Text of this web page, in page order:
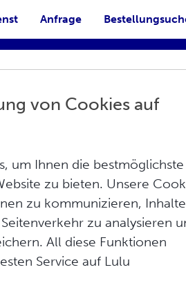
Anfrage
Drucken
stornieren
um eine
von Cookies auf
um Ihnen die bestmöglichste
zu bieten. Unsere
zu kommunizieren, Inhalte
zu analysieren
All diese Funktionen
Service auf Lulu